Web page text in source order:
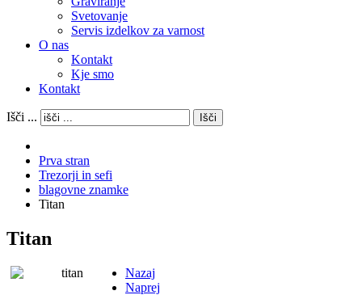
Svetovanje
Servis izdelkov za varnost
O nas
Kontakt
Kje smo
Kontakt
Išči ... Išči
Prva stran
Trezorji in sefi
blagovne znamke
Titan
Titan
Nazaj
Naprej